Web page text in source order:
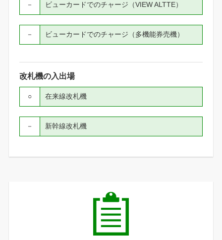
ビューカードでのチャージ（VIEW ALTTE）
－
ビューカードでのチャージ（多機能券売機）
－
改札機の入出場
在来線改札機
○
新幹線改札機
－